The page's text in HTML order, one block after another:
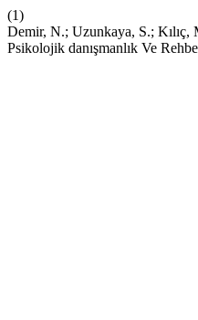
(1)
Demir, N.; Uzunkaya, S.; Kılıç,
Psikolojik danışmanlık Ve